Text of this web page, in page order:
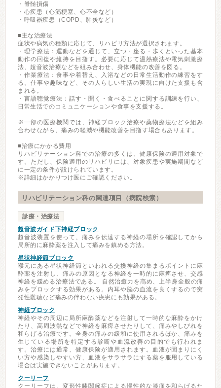
・脊髄損傷
・心疾患（心筋梗塞、心不全など）
・呼吸器疾患（COPD、肺炎など）
■主な治療法
症状や病気の種類に応じて、リハビリ方法が選択されます。
・理学療法：運動などを通じて、立つ・座る・歩くといった基本
動作の回復や維持を目指す。必要に応じて温熱療法や電気刺激療
法、超音波治療などを組み合わせ、身体機能の改善を図る。
・作業療法：食事や着替え、入浴などの日常生活動作の練習をす
る。仕事や趣味など、その人らしい生活の実現に向けた支援も含
まれる。
・言語聴覚療法：話す・聞く・食べることに関する訓練を行い、
日常生活でのコミュニケーションや食事を支援する。
※一部の医療機関では、神経ブロック治療や薬物療法などを組み
合わせながら、痛みの軽減や機能改善を目指す場合もあります。
■治療にかかる費用
リハビリテーション科での治療の多くは、健康保険の適用対象で
す。ただし、保険適用のリハビリには、対象疾患や実施期間など
に一定の条件が設けられています。
※詳細はかかりつけ医にご確認ください。
リハビリテーション科の関連項目（病院検索）
診療・治療法
超音波ガイド下神経ブロック
超音波装置を使って、痛みを伝達する神経の場所を確認してから
局所的に麻酔薬を注入して痛みを鎮める方法。
星状神経節ブロック
喉元にある星状神経節といわれる交換神経の集まるポイントに麻
酔薬を注射し、痛みの原因となる神経を一時的に麻痺させ、交感
神経を緩める治療法である。 自然治癒力を高め、上半身全般の痛
みをブロックする効果がある。内耳や脳の血流を良くするので突
発性難聴など痛みの伴わない疾患にも効果がある。
神経ブロック
神経やその周辺に局所麻酔薬などを注射して一時的な麻酔をかけ
たり、高周波熱などで神経を麻痺させたりして、痛みやしびれを
和らげる治療です。全身の痛みの緩和に使用されるほか、痛みを
生じている場所を特定する診断や血流改善の目的でも行われま
す。治療には通常、健康保険が適用されます。血液が固まりにく
い方や感染しやすい方、血液をサラサラにする薬を服用している
場合は実施できないことがあります。
クーリーフ
クーリーフは、変形性膝関節症による慢性的な膝痛を和らげるた